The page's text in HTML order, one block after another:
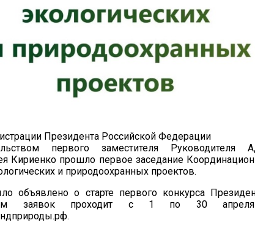
Президента Российской Федерации
первого заместителя Руководителя
Кириенко прошло первое заседание
и природоохранных проектов.
объявлено о старте первого конкурса
заявок проходит с 1 по 30